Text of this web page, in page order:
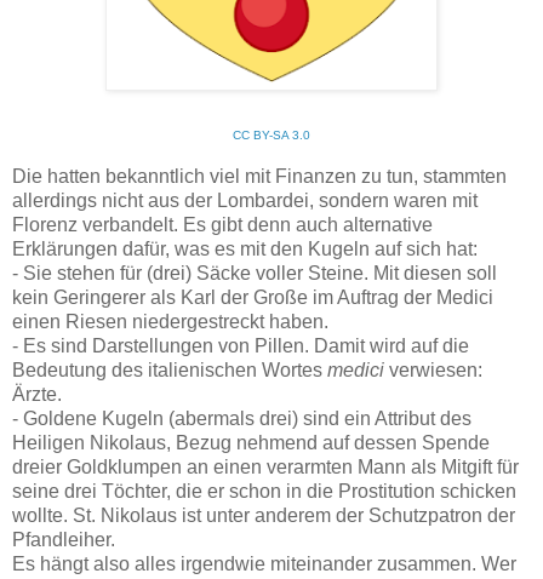
CC BY-SA 3.0
Die hatten bekanntlich viel mit Finanzen zu tun, stammten
allerdings nicht aus der Lombardei, sondern waren mit
Florenz verbandelt. Es gibt denn auch alternative
Erklärungen dafür, was es mit den Kugeln auf sich hat:
- Sie stehen für (drei) Säcke voller Steine. Mit diesen soll
kein Geringerer als Karl der Große im Auftrag der Medici
einen Riesen niedergestreckt haben.
- Es sind Darstellungen von Pillen. Damit wird auf die
Bedeutung des italienischen Wortes medici verwiesen:
Ärzte.
- Goldene Kugeln (abermals drei) sind ein Attribut des
Heiligen Nikolaus, Bezug nehmend auf dessen Spende
dreier Goldklumpen an einen verarmten Mann als Mitgift für
seine drei Töchter, die er schon in die Prostitution schicken
wollte. St. Nikolaus ist unter anderem der Schutzpatron der
Pfandleiher.
Es hängt also alles irgendwie miteinander zusammen. Wer